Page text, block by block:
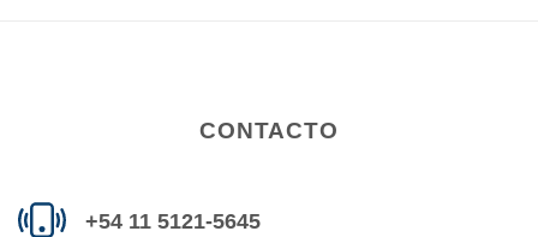
CONTACTO
+54 11 5121-5645